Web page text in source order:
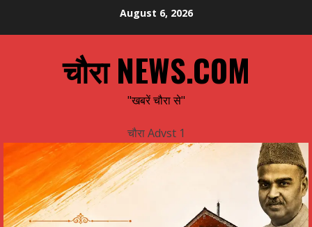
August 6, 2026
चौरा NEWS.COM
"खबरें चौरा से"
चौरा Advst 1